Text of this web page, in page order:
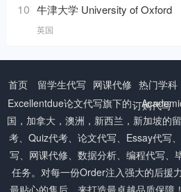
10 牛津大学 University of Oxford
英国
首页 留学生代写 网课代修 热门学科
订购代写
Excellentdue论文代写旗下的：
国，加拿大，澳洲，新西兰，新加坡的
考、Quiz代考、论文代写、Essay代写
写、网课代修、数据分析、编程代写、
任务。对每一份Order注入强大的后援